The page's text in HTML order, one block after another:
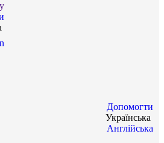
Допомогти
Українська
Англійська